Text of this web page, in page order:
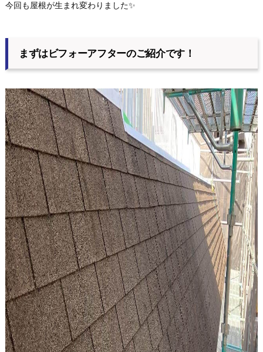
今回も屋根が生まれ変わりました✨
まずはビフォーアフターのご紹介です！